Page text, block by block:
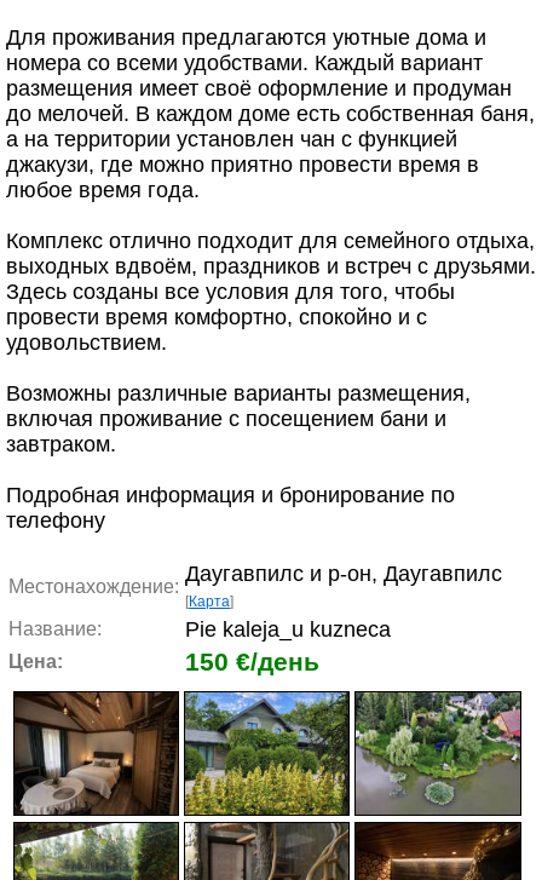
Для проживания предлагаются уютные дома и
номера со всеми удобствами. Каждый вариант
размещения имеет своё оформление и продуман
до мелочей. В каждом доме есть собственная баня,
а на территории установлен чан с функцией
джакузи, где можно приятно провести время в
любое время года.
Комплекс отлично подходит для семейного отдыха,
выходных вдвоём, праздников и встреч с друзьями.
Здесь созданы все условия для того, чтобы
провести время комфортно, спокойно и с
удовольствием.
Возможны различные варианты размещения,
включая проживание с посещением бани и
завтраком.
Подробная информация и бронирование по
телефону
Местонахождение:
Даугавпилс и р-он, Даугавпилс
[Карта]
Название: Pie kaleja_u kuzneca
Цена: 150 €/день